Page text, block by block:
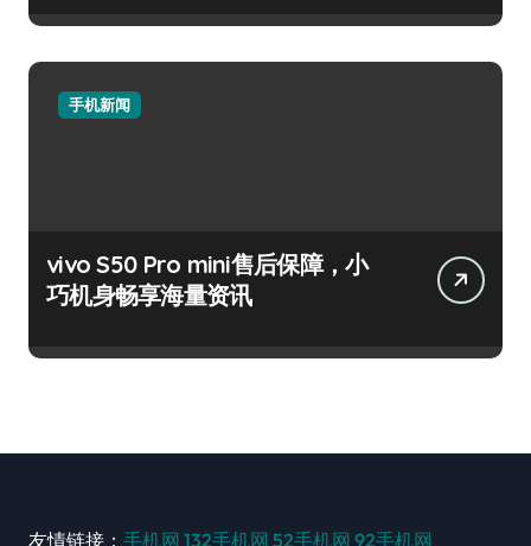
手机新闻
vivo S50 Pro mini售后保障，小
巧机身畅享海量资讯
友情链接： 手机网 132手机网 52手机网 92手机网